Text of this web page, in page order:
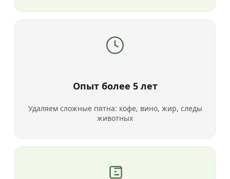
Опыт более 5 лет
Удаляем сложные пятна: кофе, вино, жир, следы
животных